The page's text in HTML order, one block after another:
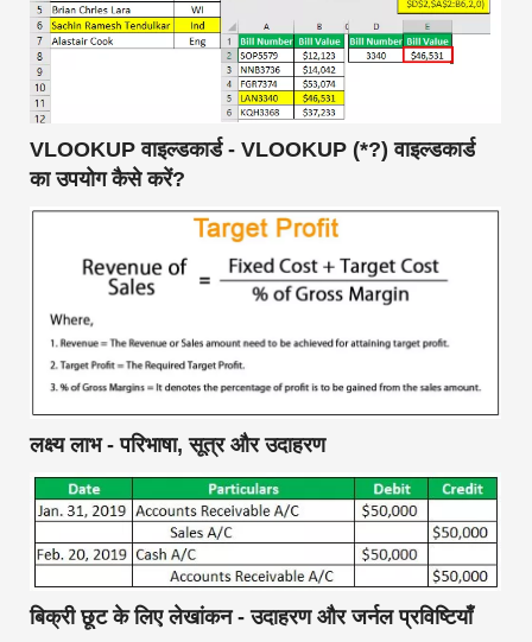
VLOOKUP वाइल्डकार्ड - VLOOKUP (*?) वाइल्डकार्ड
का उपयोग कैसे करें?
लक्ष्य लाभ - परिभाषा, सूत्र और उदाहरण
बिक्री छूट के लिए लेखांकन - उदाहरण और जर्नल प्रविष्टियाँ